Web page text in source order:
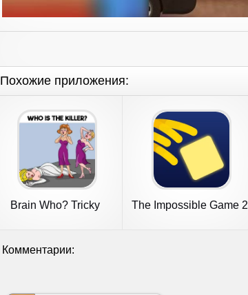
Похожие приложения:
Brain Who? Tricky
The Impossible Game 2
Комментарии: